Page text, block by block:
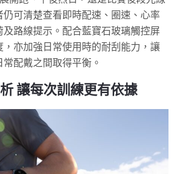
可清楚查看即時配速、圈速、心率
路線提示。配合藍寶石玻璃觸控屏
亦加強日常使用時的耐刮能力，讓
配戴之間取得平衡。
讓每次訓練更有依據